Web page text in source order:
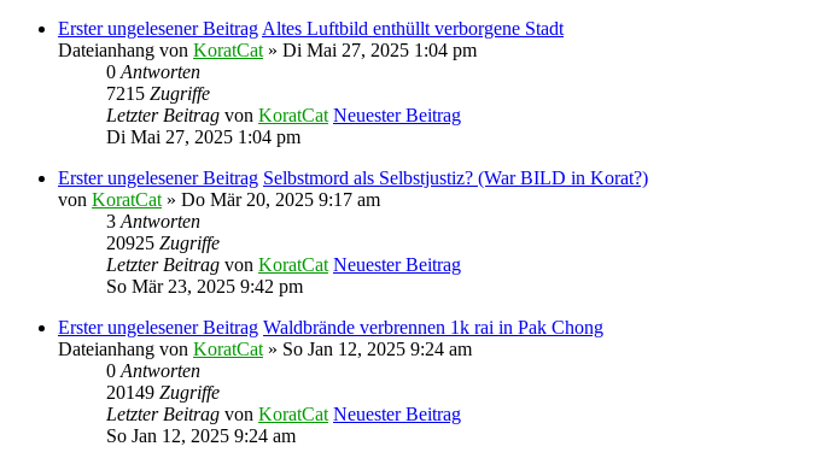
Erster ungelesener Beitrag Altes Luftbild enthüllt verborgene Stadt
Dateianhang von KoratCat » Di Mai 27, 2025 1:04 pm
0 Antworten
7215 Zugriffe
Letzter Beitrag von KoratCat Neuester Beitrag
Di Mai 27, 2025 1:04 pm
Erster ungelesener Beitrag Selbstmord als Selbstjustiz? (War BILD in Korat?)
von KoratCat » Do Mär 20, 2025 9:17 am
3 Antworten
20925 Zugriffe
Letzter Beitrag von KoratCat Neuester Beitrag
So Mär 23, 2025 9:42 pm
Erster ungelesener Beitrag Waldbrände verbrennen 1k rai in Pak Chong
Dateianhang von KoratCat » So Jan 12, 2025 9:24 am
0 Antworten
20149 Zugriffe
Letzter Beitrag von KoratCat Neuester Beitrag
So Jan 12, 2025 9:24 am